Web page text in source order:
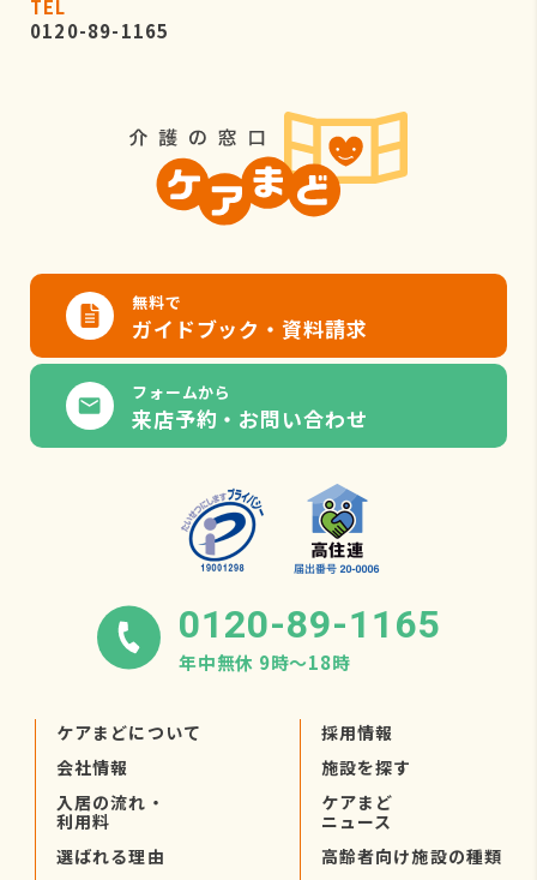
TEL
0120-89-1165
無料で
ガイドブック・資料請求
フォームから
来店予約・お問い合わせ
0120-89-1165
年中無休 9時〜18時
ケアまどについて
会社情報
入居の流れ・
利用料
選ばれる理由
採用情報
施設を探す
ケアまど
ニュース
高齢者向け施設の種類